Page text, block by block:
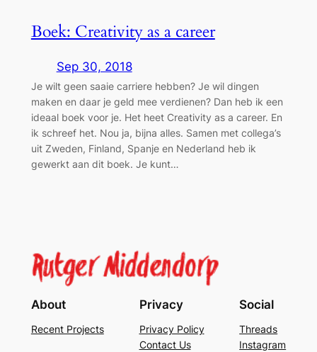
Boek: Creativity as a career
Sep 30, 2018
Je wilt geen saaie carriere hebben? Je wil dingen
maken en daar je geld mee verdienen? Dan heb ik een
ideaal boek voor je. Het heet Creativity as a career. En
ik schreef het. Nou ja, bijna alles. Samen met collega’s
uit Zweden, Finland, Spanje en Nederland heb ik
gewerkt aan dit boek. Je kunt…
About
Recent Projects
Privacy
Privacy Policy
Contact Us
Social
Threads
Instagram